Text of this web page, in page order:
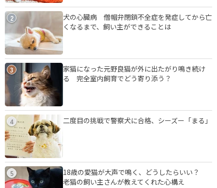
2
犬の心臓病 僧帽弁閉鎖不全症を発症してから亡
くなるまで、飼い主ができることは
3
家猫になった元野良猫が外に出たがり鳴き続け
る 完全室内飼育でどう寄り添う？
4 二度目の挑戦で警察犬に合格、シーズー「まる」
5
18歳の愛猫が大声で鳴く、どうしたらいい？
老猫の飼い主さんが教えてくれた心構え